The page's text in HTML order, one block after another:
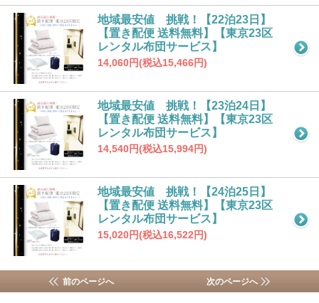
地域最安値 挑戦！【22泊23日】
【置き配便 送料無料】【東京23区
レンタル布団サービス】
14,060円(税込15,466円)
地域最安値 挑戦！【23泊24日】
【置き配便 送料無料】【東京23区
レンタル布団サービス】
14,540円(税込15,994円)
地域最安値 挑戦！【24泊25日】
【置き配便 送料無料】【東京23区
レンタル布団サービス】
15,020円(税込16,522円)
前のページへ 次のページへ